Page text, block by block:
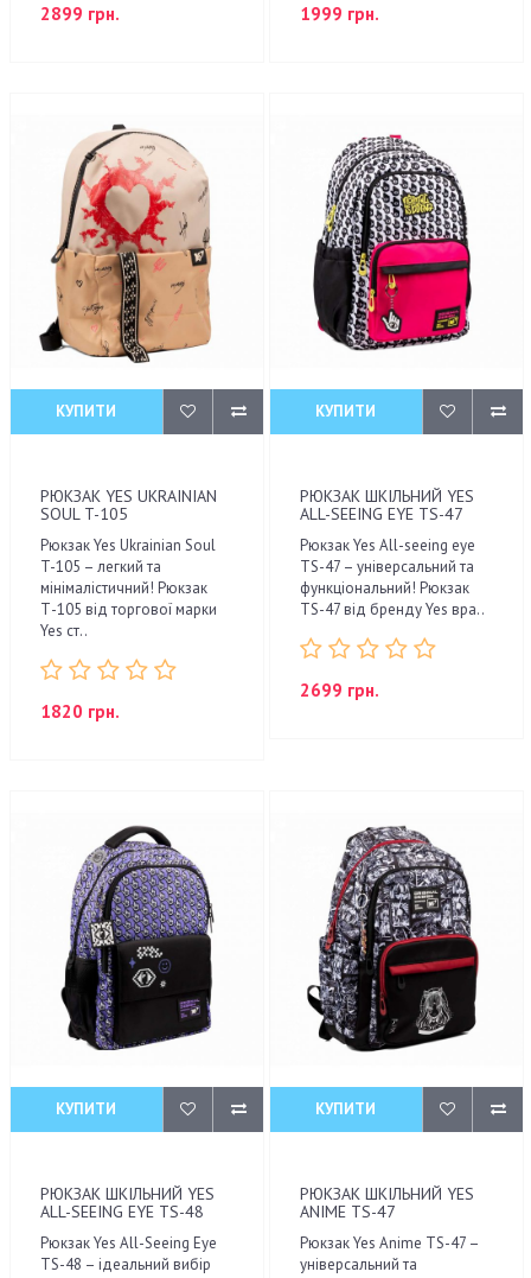
2899 грн. 1999 грн.
КУПИТИ
РЮКЗАК YES UKRAINIAN
SOUL T-105
Рюкзак Yes Ukrainian Soul
T-105 – легкий та
мінімалістичний! Рюкзак
Т-105 від торгової марки
Yes ст..
1820 грн.
КУПИТИ
РЮКЗАК ШКІЛЬНИЙ YES
ALL-SEEING EYE TS-47
Рюкзак Yes All-seeing eye
TS-47 – універсальний та
функціональний! Рюкзак
TS-47 від бренду Yes вра..
2699 грн.
КУПИТИ
РЮКЗАК ШКІЛЬНИЙ YES
ALL-SEEING EYE TS-48
Рюкзак Yes All-Seeing Eye
TS-48 – ідеальний вибір
КУПИТИ
РЮКЗАК ШКІЛЬНИЙ YES
ANIME TS-47
Рюкзак Yes Anime TS-47 –
універсальний та